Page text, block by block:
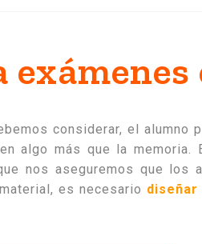
considerar, el
algo más que la memoria.
nos aseguremos que los
es necesario diseñar